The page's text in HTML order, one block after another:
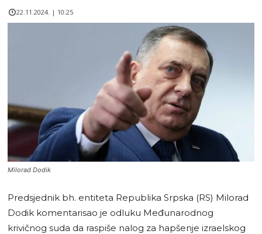
22.11.2024. | 10:25
Milorad Dodik
Predsjednik bh. entiteta Republika Srpska (RS) Milorad
Dodik komentarisao je odluku Međunarodnog
krivičnog suda da raspiše nalog za hapšenje izraelskog